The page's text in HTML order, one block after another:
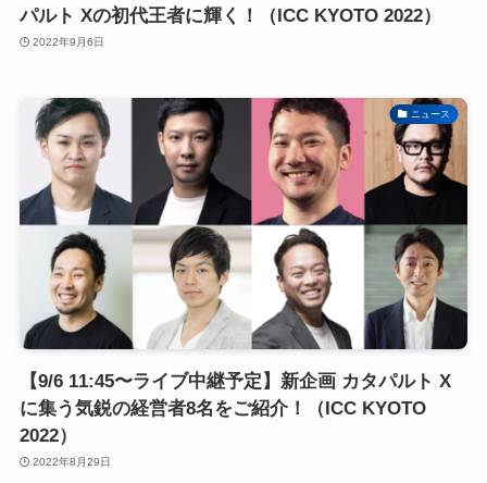
パルト Xの初代王者に輝く！（ICC KYOTO 2022）
2022年9月6日
ニュース
【9/6 11:45〜ライブ中継予定】新企画 カタパルト X
に集う気鋭の経営者8名をご紹介！（ICC KYOTO
2022）
2022年8月29日